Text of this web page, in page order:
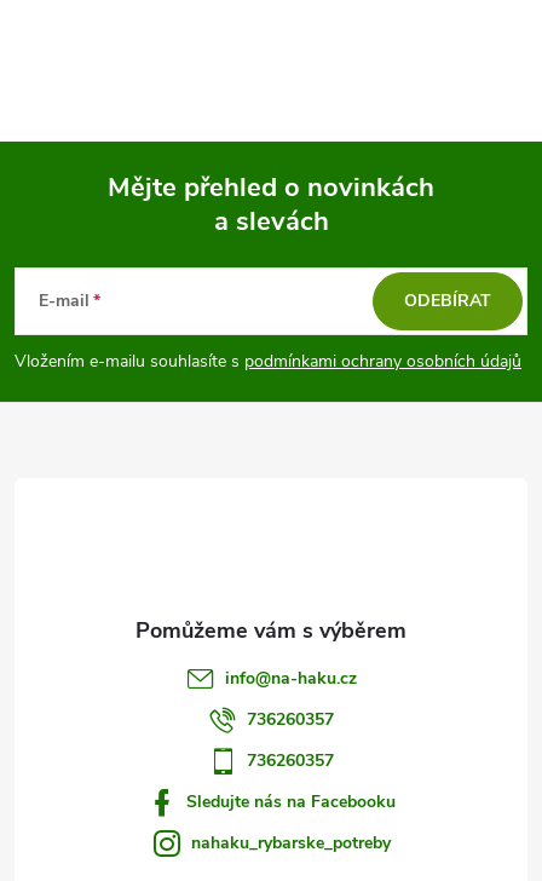
p
a
Mějte přehled o novinkách
a slevách
E-mail
Vložením e-mailu souhlasíte s podmínkami ochrany osobních údajů
ODEBÍRAT
info@na-haku.cz
736260357
736260357
Sledujte nás na Facebooku
nahaku_rybarske_potreby